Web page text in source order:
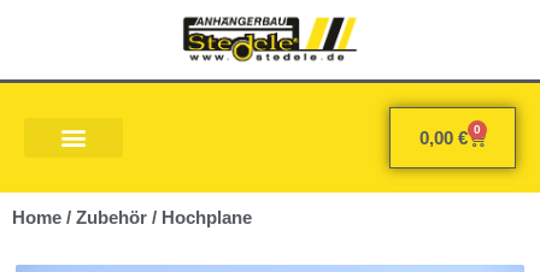
0,00 € 0
Home / Zubehör / Hochplane